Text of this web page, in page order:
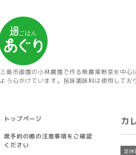
三島市御園の小林農園で作る無農薬野菜を中
よう心がけています。旨味調味料は使用してお
カ
定休
トップページ
席予約の際の注意事項をご確認
ください